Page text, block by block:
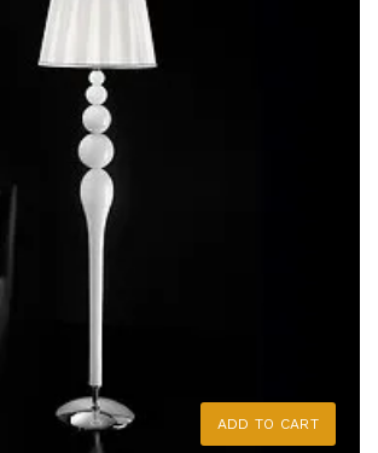
ADD TO CART